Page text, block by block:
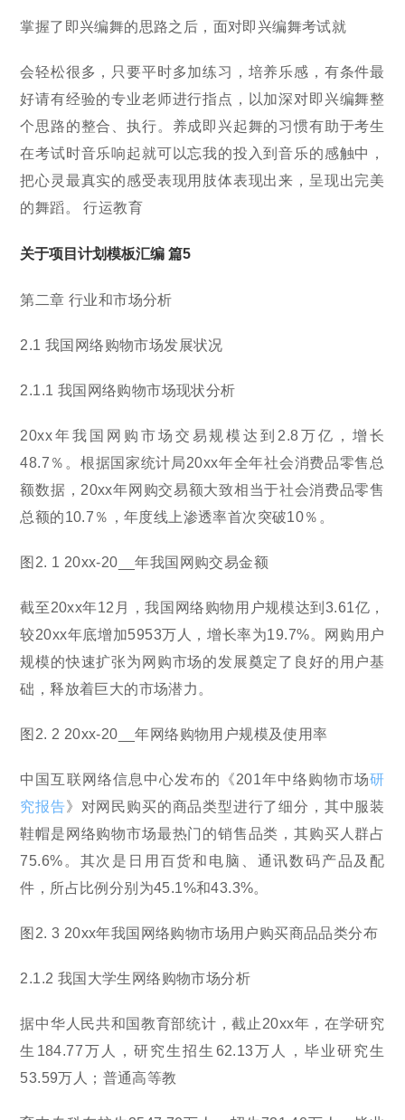
掌握了即兴编舞的思路之后，面对即兴编舞考试就
会轻松很多，只要平时多加练习，培养乐感，有条件最
好请有经验的专业老师进行指点，以加深对即兴编舞整
个思路的整合、执行。养成即兴起舞的习惯有助于考生
在考试时音乐响起就可以忘我的投入到音乐的感触中，
把心灵最真实的感受表现用肢体表现出来，呈现出完美
的舞蹈。 行运教育
关于项目计划模板汇编 篇5
第二章 行业和市场分析
2.1 我国网络购物市场发展状况
2.1.1 我国网络购物市场现状分析
20xx年我国网购市场交易规模达到2.8万亿，增长
48.7％。根据国家统计局20xx年全年社会消费品零售总
额数据，20xx年网购交易额大致相当于社会消费品零售
总额的10.7％，年度线上渗透率首次突破10％。
图2. 1 20xx-20__年我国网购交易金额
截至20xx年12月，我国网络购物用户规模达到3.61亿，
较20xx年底增加5953万人，增长率为19.7%。网购用户
规模的快速扩张为网购市场的发展奠定了良好的用户基
础，释放着巨大的市场潜力。
图2. 2 20xx-20__年网络购物用户规模及使用率
中国互联网络信息中心发布的《201年中络购物市场研
究报告》对网民购买的商品类型进行了细分，其中服装
鞋帽是网络购物市场最热门的销售品类，其购买人群占
75.6%。其次是日用百货和电脑、通讯数码产品及配
件，所占比例分别为45.1%和43.3%。
图2. 3 20xx年我国网络购物市场用户购买商品品类分布
2.1.2 我国大学生网络购物市场分析
据中华人民共和国教育部统计，截止20xx年，在学研究
生184.77万人，研究生招生62.13万人，毕业研究生
53.59万人；普通高等教